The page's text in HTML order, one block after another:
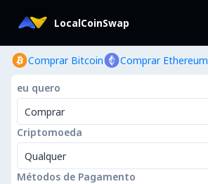
LocalCoinSwap
Comprar Bitcoin Comprar Ethereum
eu quero
Comprar
Criptomoeda
Qualquer
Métodos de Pagamento